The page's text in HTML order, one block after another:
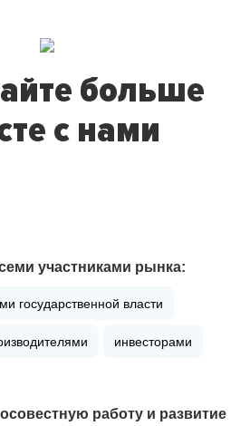
больше
с нами
участниками рынка:
государственной власти
инвесторами
работу и развитие